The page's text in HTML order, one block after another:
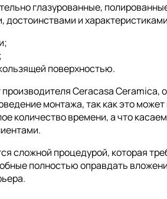
глазурованные,
и
поверхностью.
Ceracasa
монтажа, так как это
количество времени, а что
сложной процедурой, которая
полностью оправдать